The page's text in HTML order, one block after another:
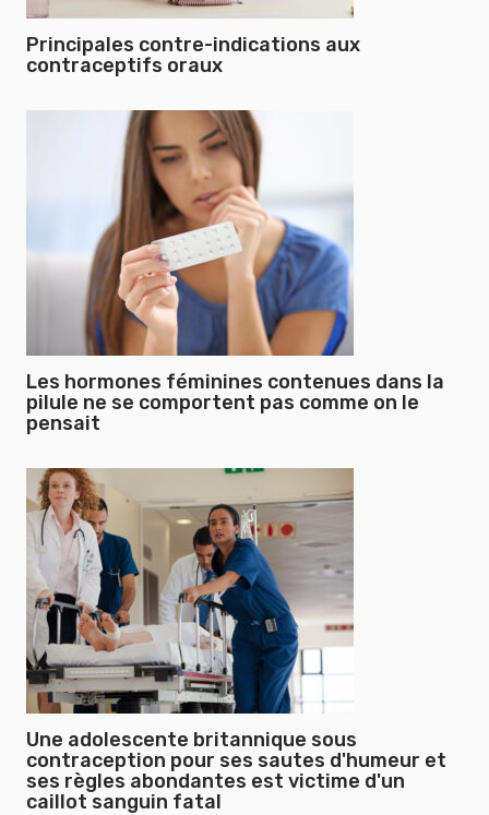
Principales contre-indications aux
contraceptifs oraux
Les hormones féminines contenues dans la
pilule ne se comportent pas comme on le
pensait
Une adolescente britannique sous
contraception pour ses sautes d'humeur et
ses règles abondantes est victime d'un
caillot sanguin fatal